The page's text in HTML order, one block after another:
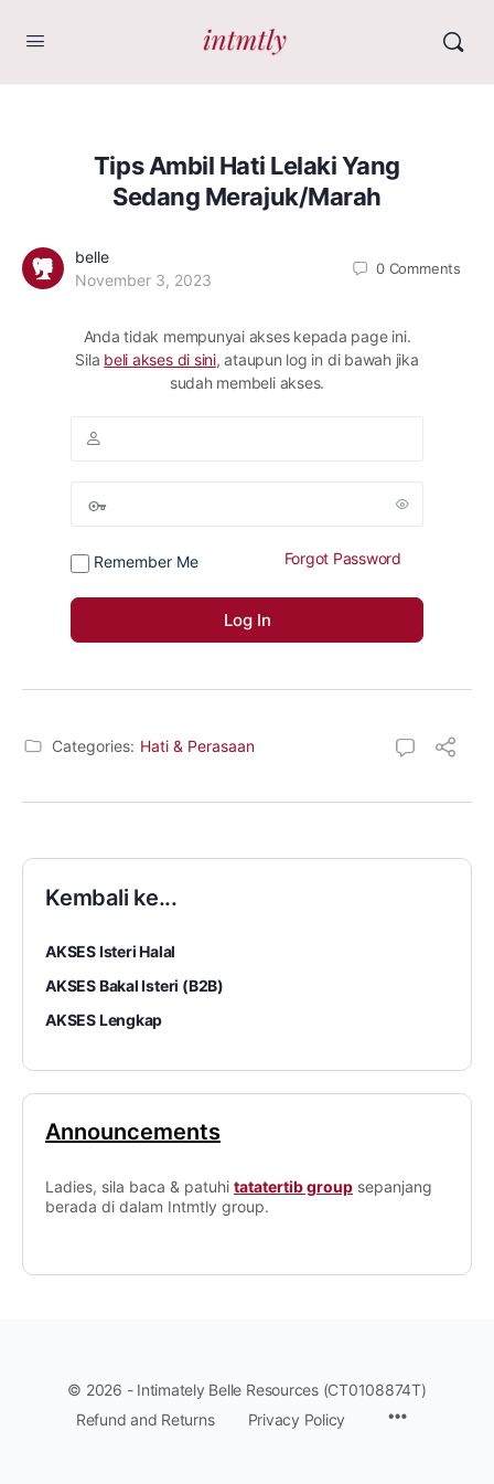
Tips Ambil Hati Lelaki Yang
Sedang Merajuk/Marah
belle
November 3, 2023
0 Comments
Anda tidak mempunyai akses kepada page ini.
Sila beli akses di sini, ataupun log in di bawah jika
sudah membeli akses.
Remember Me Forgot Password
Categories: Hati & Perasaan
Kembali ke...
AKSES Isteri Halal
AKSES Bakal Isteri (B2B)
AKSES Lengkap
Announcements
Ladies, sila baca & patuhi tatatertib group sepanjang
berada di dalam Intmtly group.
© 2026 - Intimately Belle Resources (CT0108874T)
Refund and Returns
Privacy Policy